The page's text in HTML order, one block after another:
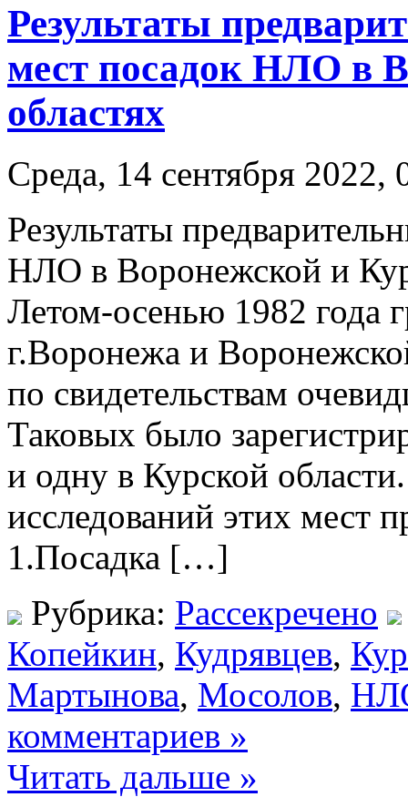
Результаты
мест посадок НЛО в
областях
Среда, 14 сентября 2022,
Результаты
НЛО в Воронежской и
Летом-осенью 1982 года
г.Воронежа и
по свидетельствам
Таковых было
и одну в Курской
исследований этих мест
1.Посадка […]
Рубрика: Рассекречено
Копейкин, Кудрявцев,
Мартынова, Мосолов,
комментариев »
Читать дальше »